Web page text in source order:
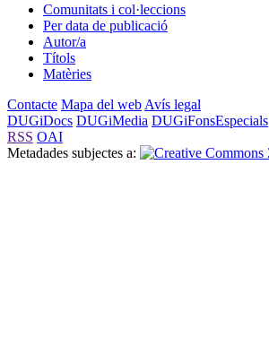
Comunitats i col·leccions
Per data de publicació
Autor/a
Títols
Matèries
Contacte Mapa del web Avís legal
DUGiDocs DUGiMedia DUGiFonsEspecials
RSS OAI
Metadades subjectes a: